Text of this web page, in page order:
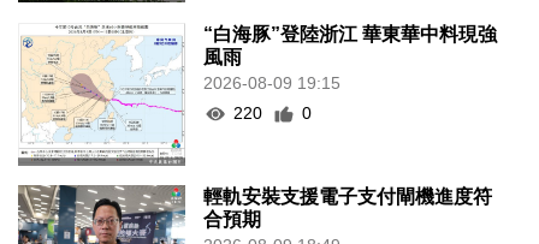
“白海豚”登陸浙江 華東華中料現強
風雨
2026-08-09 19:15
220
0
輕軌安裝支援電子支付閘機進度符
合預期